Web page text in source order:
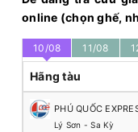
online (chọn ghế,
10/08 11/08
Hãng tàu
PHÚ QUỐC
Lý Sơn - Sa Kỳ